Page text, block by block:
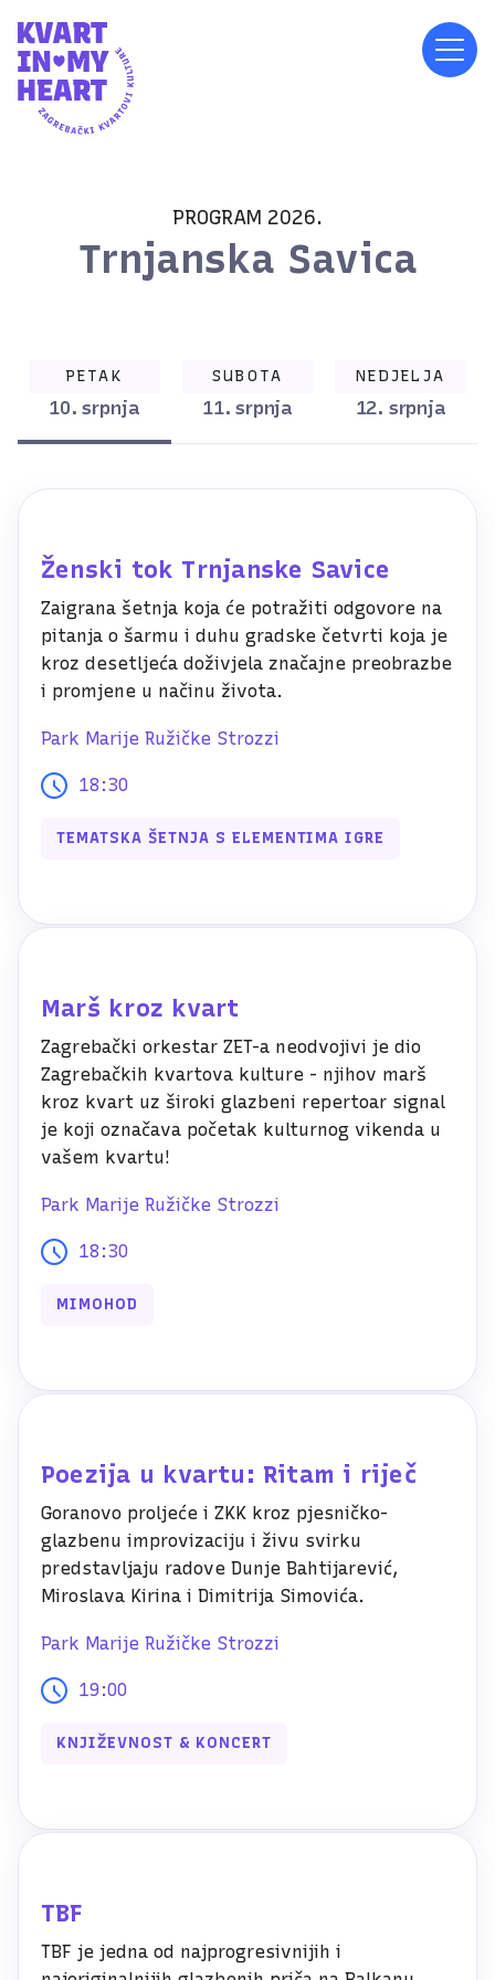
PROGRAM 2026.
Trnjanska Savica
PETAK
10. srpnja
SUBOTA
11. srpnja
NEDJELJA
12. srpnja
Ženski tok Trnjanske Savice
Zaigrana šetnja koja će potražiti odgovore na
pitanja o šarmu i duhu gradske četvrti koja je
kroz desetljeća doživjela značajne preobrazbe
i promjene u načinu života.
Park Marije Ružičke Strozzi
18:30
TEMATSKA ŠETNJA S ELEMENTIMA IGRE
Marš kroz kvart
Zagrebački orkestar ZET-a neodvojivi je dio
Zagrebačkih kvartova kulture - njihov marš
kroz kvart uz široki glazbeni repertoar signal
je koji označava početak kulturnog vikenda u
vašem kvartu!
Park Marije Ružičke Strozzi
18:30
MIMOHOD
Poezija u kvartu: Ritam i riječ
Goranovo proljeće i ZKK kroz pjesničko-
glazbenu improvizaciju i živu svirku
predstavljaju radove Dunje Bahtijarević,
Miroslava Kirina i Dimitrija Simovića.
Park Marije Ružičke Strozzi
19:00
KNJIŽEVNOST & KONCERT
TBF
TBF je jedna od najprogresivnijih i